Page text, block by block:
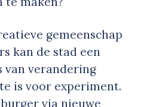
gemeenschap
kan de stad een
van verandering
is voor experiment.
via nieuwe